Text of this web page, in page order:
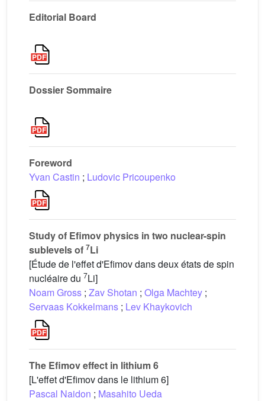
Editorial Board
Dossier Sommaire
Foreword
Yvan Castin ; Ludovic Pricoupenko
Study of Efimov physics in two nuclear-spin
sublevels of 7Li
[Étude de l'effet d'Efimov dans deux états de spin
nucléaire du 7Li]
Noam Gross ; Zav Shotan ; Olga Machtey ;
Servaas Kokkelmans ; Lev Khaykovich
The Efimov effect in lithium 6
[L'effet d'Efimov dans le lithium 6]
Pascal Naidon ; Masahito Ueda